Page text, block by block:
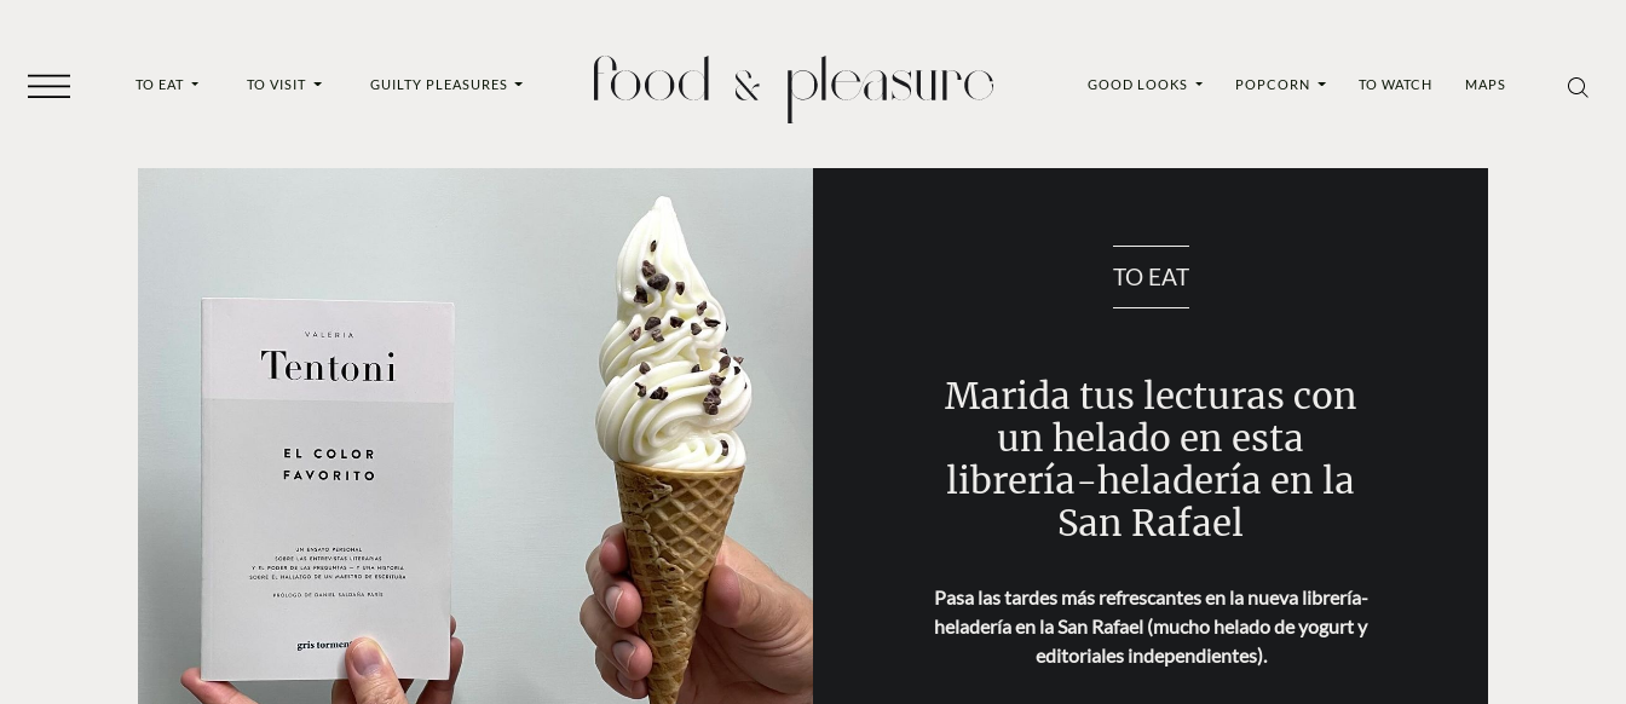
TO EAT TO VISIT GUILTY PLEASURES GOOD LOOKS POPCORN TO WATCH MAPS
TO EAT
Marida tus lecturas con
un helado en esta
librería-heladería en la
San Rafael
Pasa las tardes más refrescantes en la nueva librería-
heladería en la San Rafael (mucho helado de yogurt y
editoriales independientes).